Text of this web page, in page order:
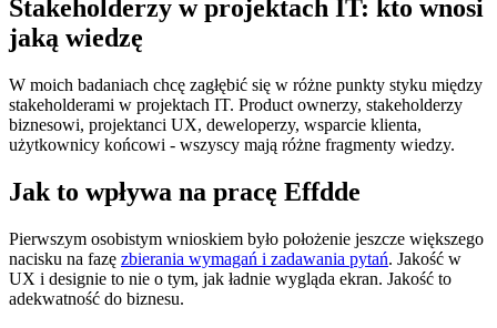
Stakeholderzy w projektach IT: kto wnosi
jaką wiedzę
W moich badaniach chcę zagłębić się w różne punkty styku między
stakeholderami w projektach IT. Product ownerzy, stakeholderzy
biznesowi, projektanci UX, deweloperzy, wsparcie klienta,
użytkownicy końcowi - wszyscy mają różne fragmenty wiedzy.
Jak to wpływa na pracę Effdde
Pierwszym osobistym wnioskiem było położenie jeszcze większego
nacisku na fazę zbierania wymagań i zadawania pytań. Jakość w
UX i designie to nie o tym, jak ładnie wygląda ekran. Jakość to
adekwatność do biznesu.